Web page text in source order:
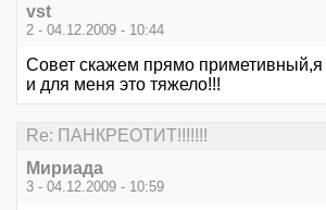
vst
2 - 04.12.2009 - 10:44
Совет скажем прямо приметивный,я
и для меня это тяжело!!!
Re: ПАНКРЕОТИТ!!!!!!!
Мириада
3 - 04.12.2009 - 10:59